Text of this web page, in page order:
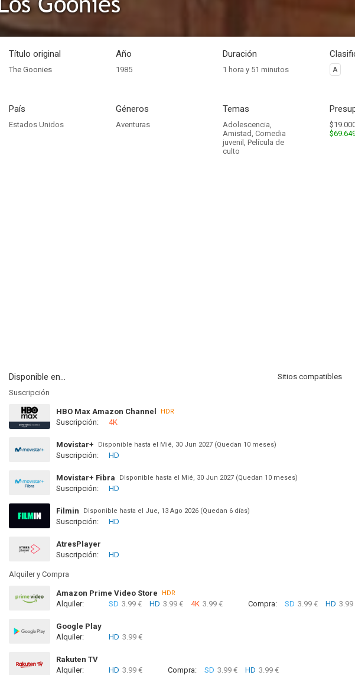
Título original
The Goonies
Año
1985
Duración
1 hora y 51 minutos A
País
Estados Unidos
Géneros
Aventuras
Temas
Adolescencia,
Amistad, Comedia
juvenil , Película de
culto
Disponible en...
Sitios compatibles
Suscripción
HBO Max Amazon Channel HDR
Suscripción: 4K
Movistar+ Disponible hasta el Mié, 30 Jun 2027 (Quedan 10 meses)
Suscripción: HD
Movistar+ Fibra Disponible hasta el Mié, 30 Jun 2027 (Quedan 10 meses)
Suscripción: HD
Filmin Disponible hasta el Jue, 13 Ago 2026 (Quedan 6 días)
Suscripción: HD
AtresPlayer
Suscripción:
HD
Alquiler y Compra
Amazon Prime Video Store HDR
Alquiler: SD 3.99 € HD 3.99 € 4K 3.99 € Compra: SD 3.99 € HD
Google Play
Alquiler:
HD 3.99 €
Rakuten TV
Alquiler:
HD 3.99 € Compra: SD 3.99 € HD 3.99 €